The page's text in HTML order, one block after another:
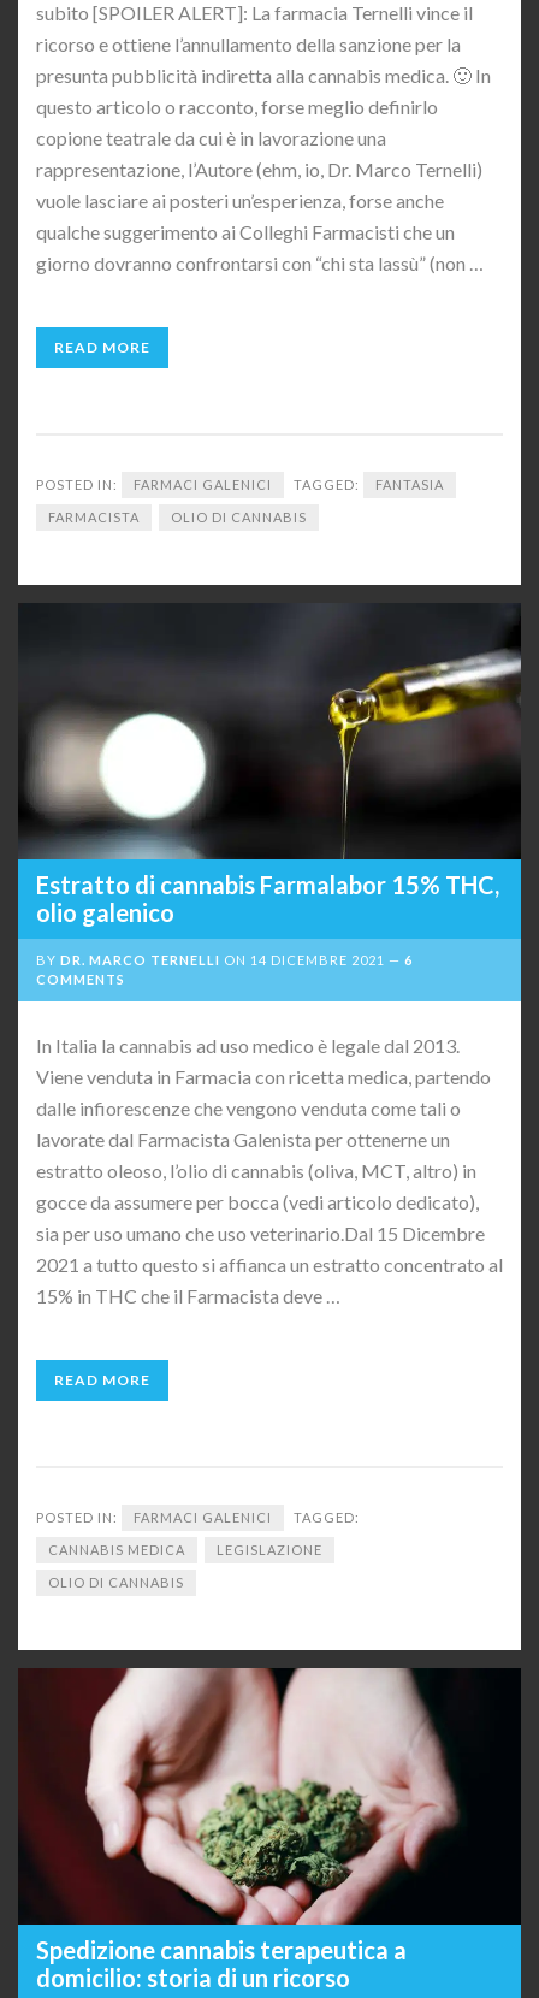
subito [SPOILER ALERT]: La farmacia Ternelli vince il
ricorso e ottiene l’annullamento della sanzione per la
presunta pubblicità indiretta alla cannabis medica. 🙂 In
questo articolo o racconto, forse meglio definirlo
copione teatrale da cui è in lavorazione una
rappresentazione, l’Autore (ehm, io, Dr. Marco Ternelli)
vuole lasciare ai posteri un’esperienza, forse anche
qualche suggerimento ai Colleghi Farmacisti che un
giorno dovranno confrontarsi con “chi sta lassù” (non …
READ MORE
POSTED IN: FARMACI GALENICI TAGGED: FANTASIA
FARMACISTA OLIO DI CANNABIS
Estratto di cannabis Farmalabor 15% THC,
olio galenico
BY DR. MARCO TERNELLI ON 14 DICEMBRE 2021
6
COMMENTS
In Italia la cannabis ad uso medico è legale dal 2013.
Viene venduta in Farmacia con ricetta medica, partendo
dalle infiorescenze che vengono venduta come tali o
lavorate dal Farmacista Galenista per ottenerne un
estratto oleoso, l’olio di cannabis (oliva, MCT, altro) in
gocce da assumere per bocca (vedi articolo dedicato),
sia per uso umano che uso veterinario.Dal 15 Dicembre
2021 a tutto questo si affianca un estratto concentrato al
15% in THC che il Farmacista deve …
READ MORE
POSTED IN: FARMACI GALENICI TAGGED:
CANNABIS MEDICA LEGISLAZIONE
OLIO DI CANNABIS
Spedizione cannabis terapeutica a
domicilio: storia di un ricorso